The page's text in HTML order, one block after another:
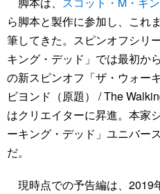
ら脚本と製作に参加し、これ
筆してきた。スピンオフシリ
キング・デッド」では最初か
の新スピンオフ「ザ・ウォー
ビヨンド（原題） / The
はクリエイターに昇進。本家
ーキング・デッド」ユニバー
だ。
現時点での予告編は、2019